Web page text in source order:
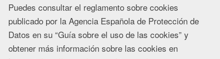
Puedes consultar el reglamento sobre cookies
publicado por la Agencia Española de Protección de
Datos en su “Guía sobre el uso de las cookies” y
obtener más información sobre las cookies en